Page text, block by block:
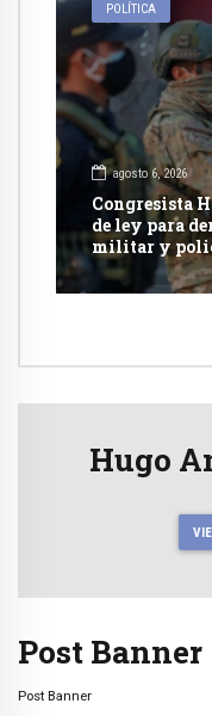
POLÍTICA
agosto 6, 2026
Congresista
de ley para
militar y
competencia
Hugo
Post Banner
Post Banner